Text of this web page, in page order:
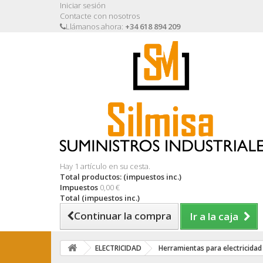
Iniciar sesión
Contacte con nosotros
Llámanos ahora: +34 618 894 209
Hay 1 artículo en su cesta.
Total productos: (impuestos inc.)
Impuestos 0,00 €
Total (impuestos inc.)
Continuar la compra Ir a la caja
ELECTRICIDAD Herramientas para electricidad